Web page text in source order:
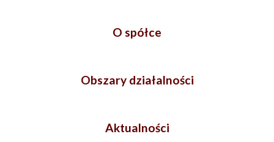
O spółce
Obszary działalności
Aktualności